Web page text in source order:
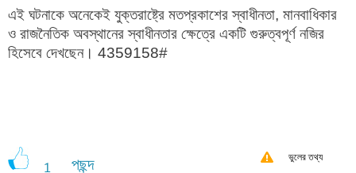
এই ঘটনাকে অনেকেই যুক্তরাষ্ট্রে মতপ্রকাশের স্বাধীনতা, মানবাধিকার
ও রাজনৈতিক অবস্থানের স্বাধীনতার ক্ষেত্রে একটি গুরুত্বপূর্ণ নজির
হিসেবে দেখছেন। 4359158#
1 পছন্দ ভুলের তথ্য